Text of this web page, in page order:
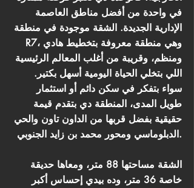
في واحدة من أفضل مناطق العاصمة
الإدارية الجديدة. الشقة موجودة في منطقة
R7، وهي منطقة معروفة بتخطيط هادي
ومنظم، وقريبة من أغلب المعالم الرئيسية
اللي بتخلي الحياة اليومية أسهل بكتير.
سواء بتفكر في سكن دائم أو استثمار
طويل المدى، المنطقة دي بتقدم قيمة
حقيقية بفضل قربها من الداون تاون والحي
الدبلوماسي ومحور محمد بن زايد الجنوبي.
الشقة مساحتها 88 متر، ومعاها حديقة
خاصة 36 متر، وده بيدي إحساس أكبر